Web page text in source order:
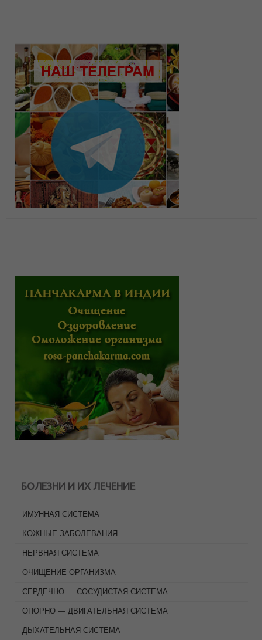
БОЛЕЗНИ И ИХ ЛЕЧЕНИЕ
ИМУННАЯ СИСТЕМА
КОЖНЫЕ ЗАБОЛЕВАНИЯ
НЕРВНАЯ СИСТЕМА
ОЧИЩЕНИЕ ОРГАНИЗМА
СЕРДЕЧНО — СОСУДИСТАЯ СИСТЕМА
ОПОРНО — ДВИГАТЕЛЬНАЯ СИСТЕМА
ДЫХАТЕЛЬНАЯ СИСТЕМА